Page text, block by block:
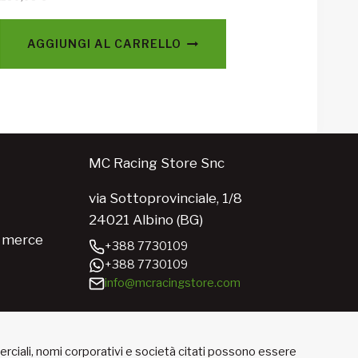
AGGIUNGI AL CARRELLO
MC Racing Store Snc
via Sottoprovinciale, 1/8
24021 Albino (BG)
+388 7730109
+388 7730109
info@mcracingstore.com
nomi corporativi e società citati possono essere